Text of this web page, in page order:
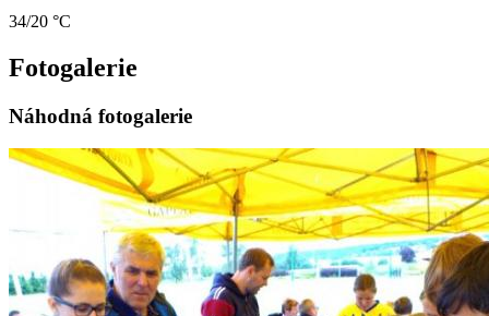
34/20 °C
Fotogalerie
Náhodná fotogalerie